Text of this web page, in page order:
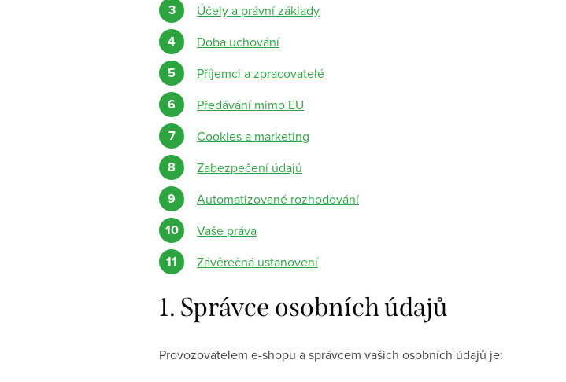
Účely a právní základy
Doba uchování
Příjemci a zpracovatelé
Předávání mimo EU
Cookies a marketing
Zabezpečení údajů
Automatizované rozhodování
Vaše práva
Závěrečná ustanovení
1. Správce osobních údajů
Provozovatelem e-shopu a správcem vašich osobních údajů je: